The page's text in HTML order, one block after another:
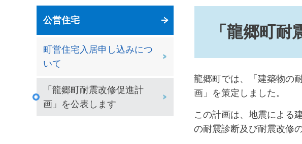
公営住宅
町営住宅入居申し込みにつ
いて
「龍郷町耐震改修促進計
画」を公表します
「龍郷町
龍郷町では、「建築物の
画」を策定しました。
この計画は、地震による
の耐震診断及び耐震改修